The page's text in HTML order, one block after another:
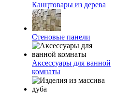
Канцтовары из дерева
Стеновые панели
Аксессуары для ванной
комнаты